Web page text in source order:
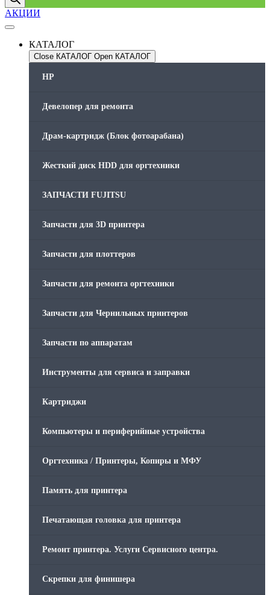
АКЦИИ
КАТАЛОГ
Close КАТАЛОГ Open КАТАЛОГ
HP
Девелопер для ремонта
Драм-картридж (Блок фотоарабана)
Жесткий диск HDD для оргтехники
ЗАПЧАСТИ FUJITSU
Запчасти для 3D принтера
Запчасти для плоттеров
Запчасти для ремонта оргтехники
Запчасти для Чернильных принтеров
Запчасти по аппаратам
Инструменты для сервиса и заправки
Картриджи
Компьютеры и периферийные устройства
Оргтехника / Принтеры, Копиры и МФУ
Память для принтера
Печатающая головка для принтера
Ремонт принтера. Услуги Сервисного центра.
Скрепки для финишера